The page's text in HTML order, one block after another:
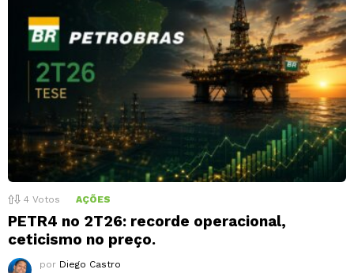
4 Votos AÇÕES
PETR4 no 2T26: recorde operacional,
ceticismo no preço.
por Diego Castro